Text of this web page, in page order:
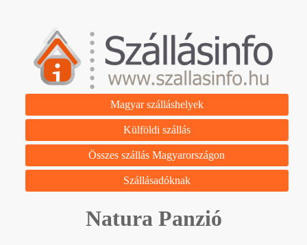
Magyar szálláshelyek
Külföldi szállás
Összes szállás Magyarországon
Szállásadóknak
Natura Panzió